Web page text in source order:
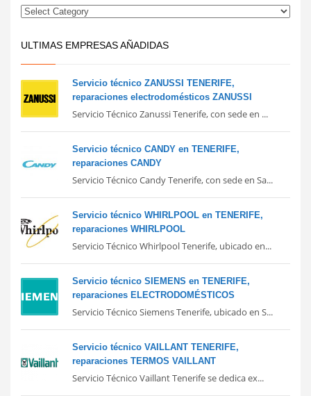
ULTIMAS EMPRESAS AÑADIDAS
Servicio técnico ZANUSSI TENERIFE,
reparaciones electrodomésticos ZANUSSI
Servicio Técnico Zanussi Tenerife, con sede en ...
Servicio técnico CANDY en TENERIFE,
reparaciones CANDY
Servicio Técnico Candy Tenerife, con sede en Sa...
Servicio técnico WHIRLPOOL en TENERIFE,
reparaciones WHIRLPOOL
Servicio Técnico Whirlpool Tenerife, ubicado en...
Servicio técnico SIEMENS en TENERIFE,
reparaciones ELECTRODOMÉSTICOS
Servicio Técnico Siemens Tenerife, ubicado en S...
Servicio técnico VAILLANT TENERIFE,
reparaciones TERMOS VAILLANT
Servicio Técnico Vaillant Tenerife se dedica ex...